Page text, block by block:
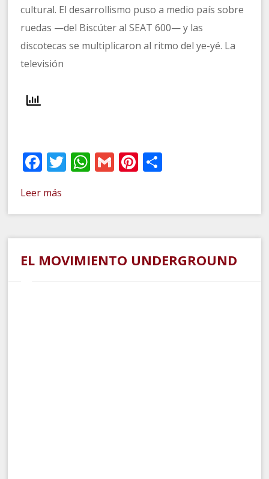
cultural. El desarrollismo puso a medio país sobre
ruedas —del Biscúter al SEAT 600— y las
discotecas se multiplicaron al ritmo del ye-yé. La
televisión
Facebook
Twitter
WhatsApp
GmailPinterest
Leer más
EL MOVIMIENTO UNDERGROUND